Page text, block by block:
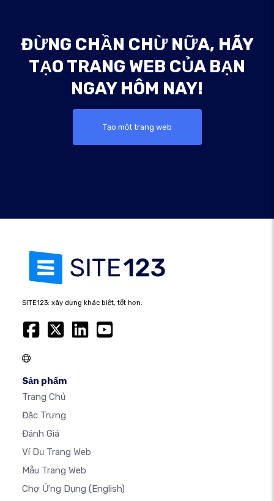
ĐỪNG CHẦN CHỪ NỮA, HÃY
TẠO TRANG WEB CỦA BẠN
NGAY HÔM NAY!
Tạo một trang web
SITE123: xây dựng khác biệt, tốt hơn.
Sản phẩm
Trang Chủ
Đặc Trưng
Đánh Giá
Ví Dụ Trang Web
Mẫu Trang Web
Chợ Ứng Dụng (English)